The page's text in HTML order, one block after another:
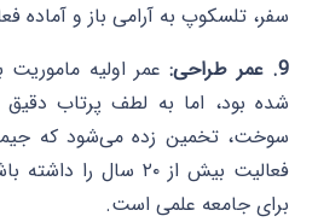
سفر، تلسکوپ به آرامی باز و آماده
9. عمر طراحی:
شده بود، اما به لطف پرتاب
سوخت، تخمین زده می‌شود که
فعالیت بیش از ۲۰ سال
برای جامعه علمی است.